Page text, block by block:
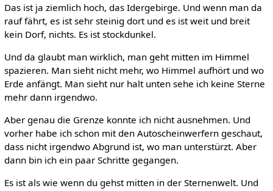
Das ist ja ziemlich hoch, das Idergebirge. Und wenn man da
rauf fährt, es ist sehr steinig dort und es ist weit und breit
kein Dorf, nichts. Es ist stockdunkel.
Und da glaubt man wirklich, man geht mitten im Himmel
spazieren. Man sieht nicht mehr, wo Himmel aufhört und wo
Erde anfängt. Man sieht nur halt unten sehe ich keine Sterne
mehr dann irgendwo.
Aber genau die Grenze konnte ich nicht ausnehmen. Und
vorher habe ich schon mit den Autoscheinwerfern geschaut,
dass nicht irgendwo Abgrund ist, wo man unterstürzt. Aber
dann bin ich ein paar Schritte gegangen.
Es ist als wie wenn du gehst mitten in der Sternenwelt. Und